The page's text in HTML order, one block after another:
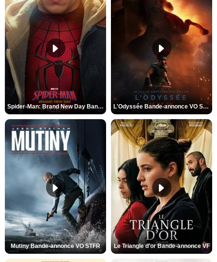
Spider-Man: Brand New Day Bande-annonce VO STFR L'Odyssée Bande-annonce VO STFR
Mutiny Bande-annonce VO STFR Le Triangle d'or Bande-annonce VF